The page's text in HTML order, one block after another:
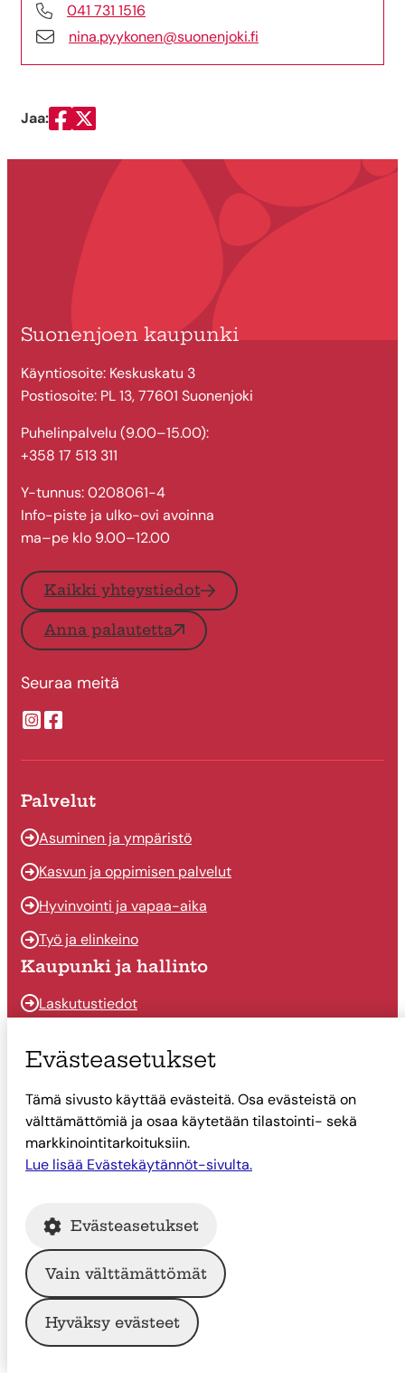
041 731 1516
nina.pyykonen@suonenjoki.fi
Jaa:
Jaa Facebookissa
Jaa Twitterissä
Suonenjoen kaupunki
Käyntiosoite: Keskuskatu 3
Postiosoite: PL 13, 77601 Suonenjoki
Puhelinpalvelu (9.00–15.00):
+358 17 513 311
Y-tunnus: 0208061-4
Info-piste ja ulko-ovi avoinna
ma–pe klo 9.00–12.00
Kaikki yhteystiedot
Anna palautetta
Seuraa meitä
Suonenjoen kaupungin Instragram
Suonenjoen kaupungin Facebook
Palvelut
Asuminen ja ympäristö
Kasvun ja oppimisen palvelut
Hyvinvointi ja vapaa-aika
Työ ja elinkeino
Kaupunki ja hallinto
Laskutustiedot
Päätöksenteko
Talous
Yhteystiedot
Tietoa Suonenjoesta
Tietoa Suonenjoesta
© Suonenjoen kaupunki
Intranet
Tietosuoja
Evästekäytännöt
Evästeasetukset
Tämä sivusto käyttää evästeitä. Osa evästeistä on
välttämättömiä ja osaa käytetään tilastointi- sekä
markkinointitarkoituksiin.
Lue lisää Evästekäytännöt-sivulta.
Evästeasetukset
Vain välttämättömät
Hyväksy evästeet